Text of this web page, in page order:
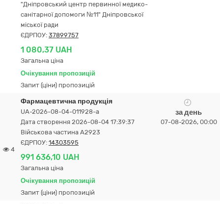
"Дніпровський центр первинної медико-
санітарної допомоги №11" Дніпровської
міської ради
ЄДРПОУ: 37899757
1 080,37 UAH
Загальна ціна
Очікування пропозицій
Запит (ціни) пропозицій
4
Фармацевтична продукція
UA-2026-08-04-011928-a
Дата створення 2026-08-04 17:39:37
Військова частина А2923
ЄДРПОУ: 14303595
991 636,10 UAH
Загальна ціна
Очікування пропозицій
Запит (ціни) пропозицій
за день
07-08-2026, 00:00